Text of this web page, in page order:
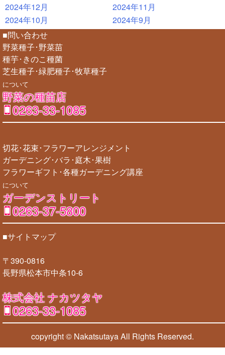
2024年12月
2024年11月
2024年10月
2024年9月
■問い合わせ
野菜種子･野菜苗
種芋･きのこ種菌
芝生種子･緑肥種子･牧草種子
について
野菜の種苗店
0263-33-1085
切花･花束･フラワーアレンジメント
ガーデニング･バラ･庭木･果樹
フラワーギフト･各種ガーデニング講座
について
ガーデンストリート
0263-37-5800
■サイトマップ
〒390-0816
長野県松本市中条10-6
株式会社 ナカツタヤ
0263-33-1085
copyright © NakatsutayaAll Rights Reserved.